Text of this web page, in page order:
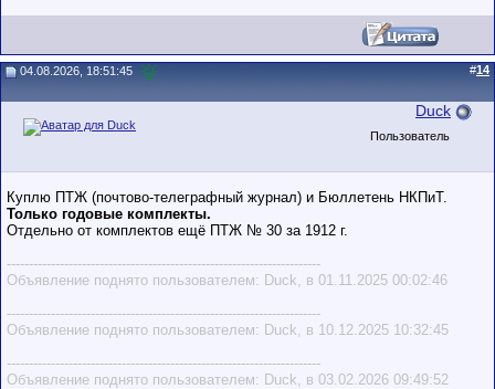
04.08.2026, 18:51:45 #14
Duck
Пользователь
Куплю ПТЖ (почтово-телеграфный журнал) и Бюллетень НКПиТ.
Только годовые комплекты.
Отдельно от комплектов ещё ПТЖ № 30 за 1912 г.
-----------------------------------------------------------------------
Объявление поднято пользователем: Duck, в 01.11.2025 00:02:46
-----------------------------------------------------------------------
Объявление поднято пользователем: Duck, в 10.12.2025 10:32:45
-----------------------------------------------------------------------
Объявление поднято пользователем: Duck, в 03.02.2026 09:49:52